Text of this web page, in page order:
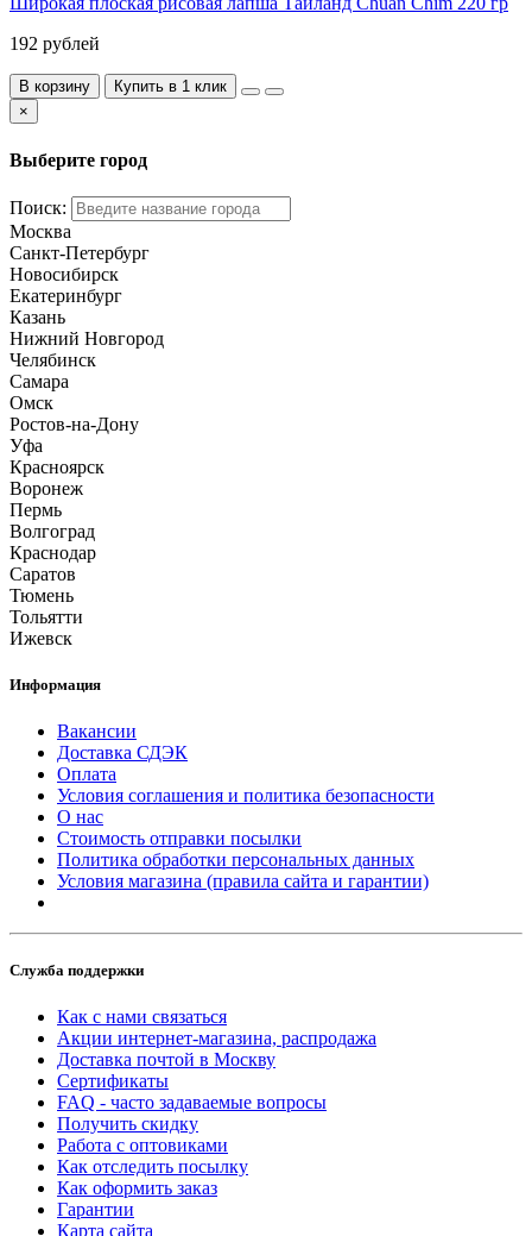
192 рублей
В корзину
Купить в 1 клик
×
Выберите город
Поиск:
Москва
Санкт-Петербург
Новосибирск
Екатеринбург
Казань
Нижний Новгород
Челябинск
Самара
Омск
Ростов-на-Дону
Уфа
Красноярск
Воронеж
Пермь
Волгоград
Краснодар
Саратов
Тюмень
Тольятти
Ижевск
Информация
Вакансии
Доставка СДЭК
Оплата
Условия соглашения и политика безопасности
О нас
Стоимость отправки посылки
Политика обработки персональных данных
Условия магазина (правила сайта и гарантии)
Служба поддержки
Как с нами связаться
Акции интернет-магазина, распродажа
Доставка почтой в Москву
Сертификаты
FAQ - часто задаваемые вопросы
Получить скидку
Работа с оптовиками
Как отследить посылку
Как оформить заказ
Гарантии
Карта сайта